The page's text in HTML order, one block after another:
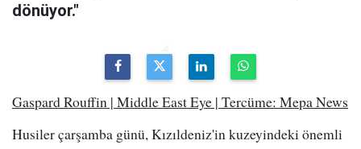
dönüyor."
Gaspard Rouffin | Middle East Eye | Tercüme: Mepa News
Husiler çarşamba günü, Kızıldeniz'in kuzeyindeki önemli